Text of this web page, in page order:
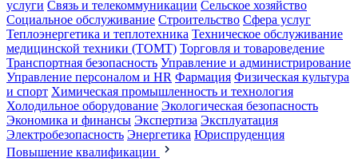
услуги Связь и телекоммуникации Сельское хозяйство
Социальное обслуживание Строительство Сфера услуг
Теплоэнергетика и теплотехника Техническое обслуживание
медицинской техники (ТОМТ) Торговля и товароведение
Транспортная безопасность Управление и администрирование
Управление персоналом и HR Фармация Физическая культура
и спорт Химическая промышленность и технология
Холодильное оборудование Экологическая безопасность
Экономика и финансы Экспертиза Эксплуатация
Электробезопасность Энергетика Юриспруденция
Повышение квалификации